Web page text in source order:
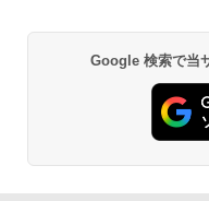
Google 検索で当